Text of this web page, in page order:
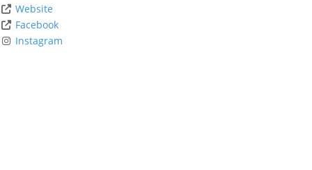
Website
Facebook
Instagram